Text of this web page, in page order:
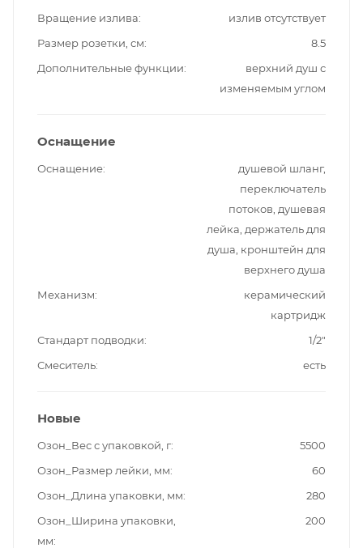
Вращение излива
излив отсутствует
Размер розетки, см
8.5
Дополнительные функции
верхний душ с
изменяемым углом
Оснащение
Оснащение
душевой шланг,
переключатель
потоков, душевая
лейка, держатель для
душа, кронштейн для
верхнего душа
Механизм
керамический
картридж
Стандарт подводки
1/2"
Смеситель
есть
Новые
Озон_Вес с упаковкой, г
5500
Озон_Размер лейки, мм
60
Озон_Длина упаковки, мм
280
Озон_Ширина упаковки,
мм
200